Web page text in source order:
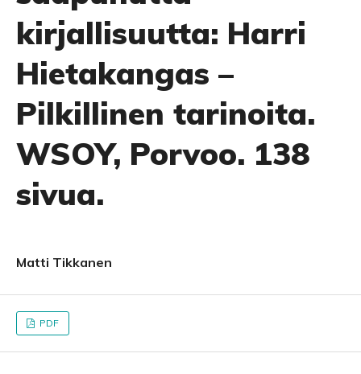
kirjallisuutta: Harri
Hietakangas –
Pilkillinen tarinoita.
WSOY, Porvoo. 138
sivua.
Matti Tikkanen
PDF